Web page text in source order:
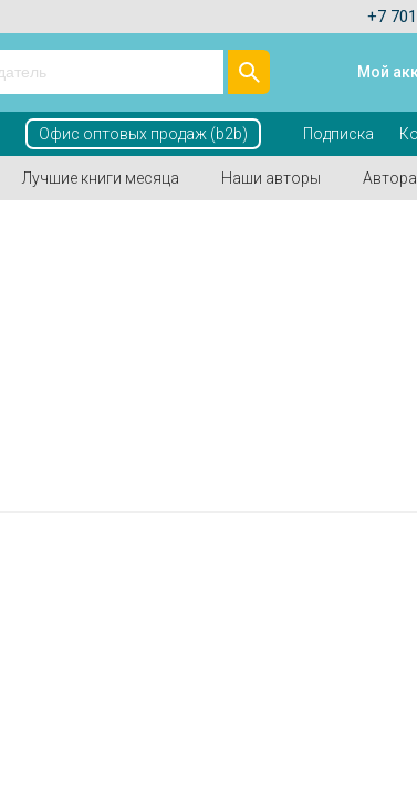
+7
Мой
Офис оптовых продаж (b2b) Подписка
Лучшие книги месяца Наши авторы